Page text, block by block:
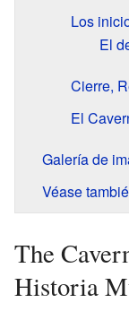
Los
El
Cierre,
El
Galería de
Véase
The
Historia